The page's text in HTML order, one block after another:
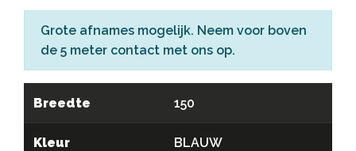
Grote afnames mogelijk. Neem voor boven
de 5 meter contact met ons op.
Breedte 150
Kleur BLAUW